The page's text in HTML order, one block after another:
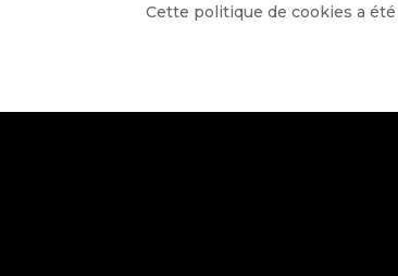
Cette politique de cookies a